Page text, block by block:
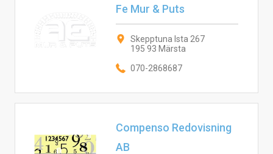
Fe Mur & Puts
Skepptuna Ista 267
195 93 Märsta
070-2868687
Compenso Redovisning
AB